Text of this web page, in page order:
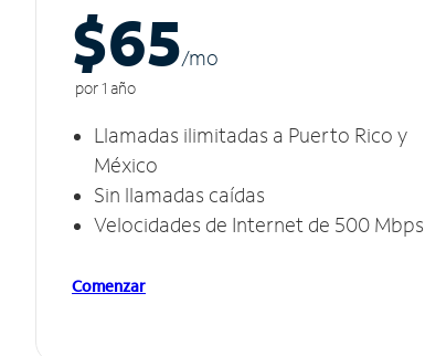
$65/mo
por 1 año
Llamadas ilimitadas a Puerto Rico y
México
Sin llamadas caídas
Velocidades de Internet de 500 Mbps
Comenzar